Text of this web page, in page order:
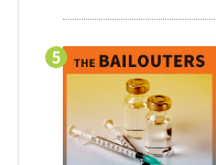
5